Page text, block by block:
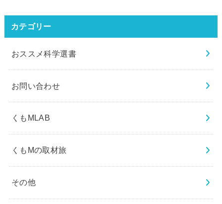
カテゴリー
おススメ科学選書
お問い合わせ
くもMLAB
くもMの取材旅
その他